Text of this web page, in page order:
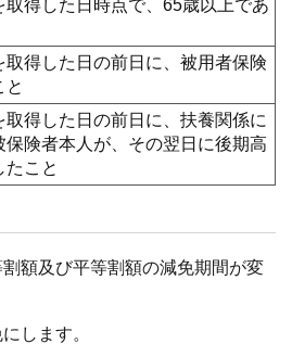
取得した日時点で、65歳以上であ
取得した日の前日に、被用者保険
と
取得した日の前日に、扶養関係に
険者本人が、その翌日に後期高
たこと
額及び平等割額の減免期間が変
します。